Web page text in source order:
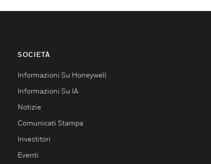
SOCIETÀ
Informazioni Su Honeywell
Informazioni Su IA
Notizie
Comunicati Stampa
Investitori
Eventi